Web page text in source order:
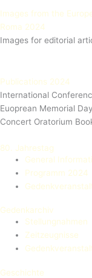
Images from the
Roma 2024
Images for editorial
Publications 2024
International
Euoprean Memorial
Concert Oratorium
80. Jahrestag
General
Programm 2024
Gedenkarchiv
Stellungnahmen
Zeitzeugnisse
Geschichte